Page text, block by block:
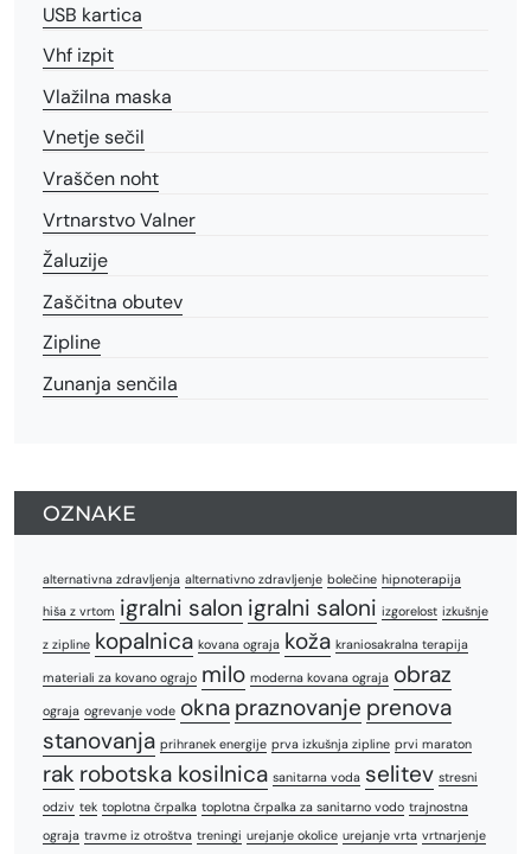
USB kartica
Vhf izpit
Vlažilna maska
Vnetje sečil
Vraščen noht
Vrtnarstvo Valner
Žaluzije
Zaščitna obutev
Zipline
Zunanja senčila
OZNAKE
alternativna zdravljenja alternativno zdravljenje bolečine hipnoterapija
hiša z vrtom igralni salon igralni saloni izgorelost izkušnje
z zipline kopalnica kovana ograja koža kraniosakralna terapija
materiali za kovano ograjo milo moderna kovana ograja obraz
ograja ogrevanje vode okna praznovanje prenova
stanovanja prihranek energije prva izkušnja zipline prvi maraton
rak robotska kosilnica sanitarna voda selitev stresni
odziv tek toplotna črpalka toplotna črpalka za sanitarno vodo trajnostna
ograja travme iz otroštva treningi urejanje okolice urejanje vrta vrtnarjenje